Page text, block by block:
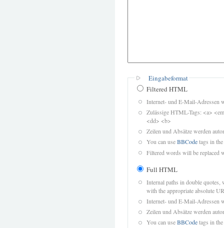
Eingabeformat
Filtered HTML
Internet- und E-Mail-Adressen
Zulässige HTML-Tags: <a>
<dd> <b>
Zeilen und Absätze werden
You can useBBCodetags in
Filtered words will be replaced
Full HTML
Internal paths in double quotes,
with the appropriate absolute
Internet- und E-Mail-Adressen
Zeilen und Absätze werden
You can useBBCodetags in